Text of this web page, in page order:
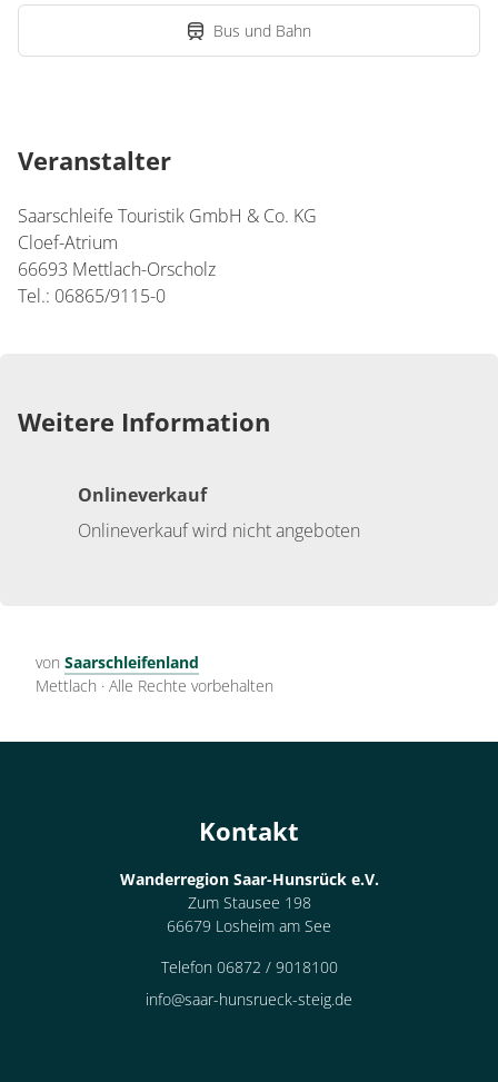
Bus und Bahn
Veranstalter
Saarschleife Touristik GmbH & Co. KG
Cloef-Atrium
66693 Mettlach-Orscholz
Tel.: 06865/9115-0
Weitere Information
Onlineverkauf
Onlineverkauf wird nicht angeboten
von Saarschleifenland
Mettlach · Alle Rechte vorbehalten
Kontakt
Wanderregion Saar-Hunsrück e.V.
Zum Stausee 198
66679 Losheim am See
Telefon 06872 / 9018100
info@saar-hunsrueck-steig.de